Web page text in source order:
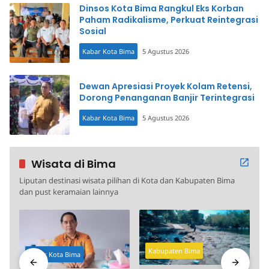
Dinsos Kota Bima Rangkul Eks Korban
Paham Radikalisme, Perkuat Reintegrasi
Sosial
Kabar Kota Bima 5 Agustus 2026
Dewan Apresiasi Proyek Kolam Retensi,
Dorong Penanganan Banjir Terintegrasi
Kabar Kota Bima 5 Agustus 2026
Wisata di Bima
Liputan destinasi wisata pilihan di Kota dan Kabupaten Bima
dan pust keramaian lainnya
Kabar Kota Bima Kabupaten Bima